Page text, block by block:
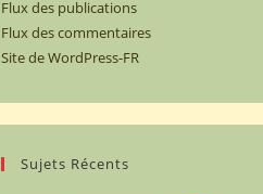
Flux des publications
Flux des commentaires
Site de WordPress-FR
Sujets Récents